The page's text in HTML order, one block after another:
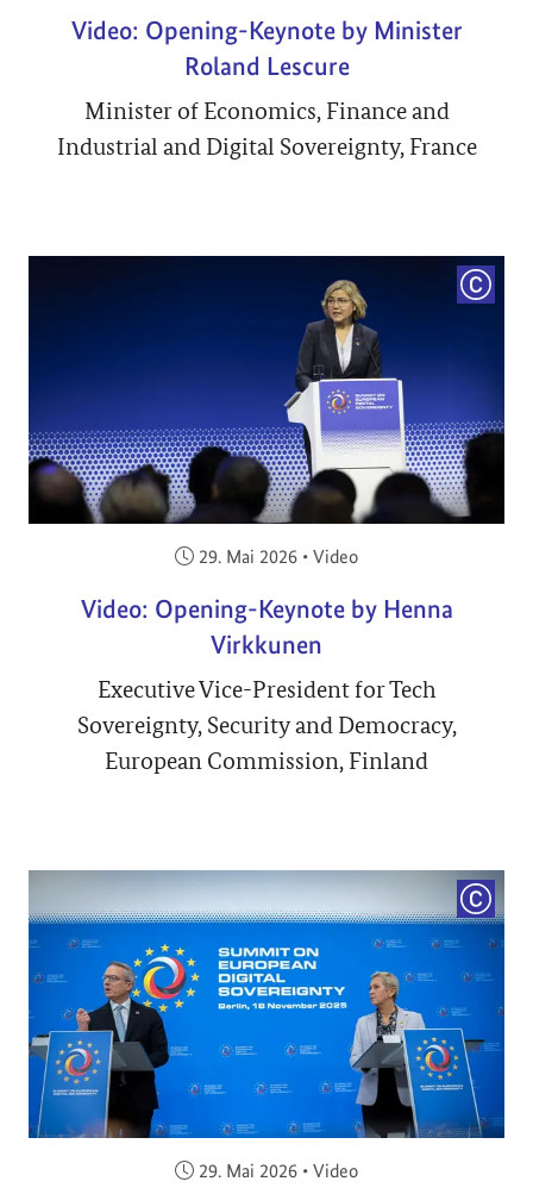
Video: Opening-Keynote by Minister
Roland Lescure
Minister of Economics, Finance and
Industrial and Digital Sovereignty, France
Veröffentlicht am:
29. Mai 2026 • Video
Video: Opening-Keynote by Henna
Virkkunen
Executive Vice-President for Tech
Sovereignty, Security and Democracy,
European Commission, Finland
Veröffentlicht am:
29. Mai 2026 • Video